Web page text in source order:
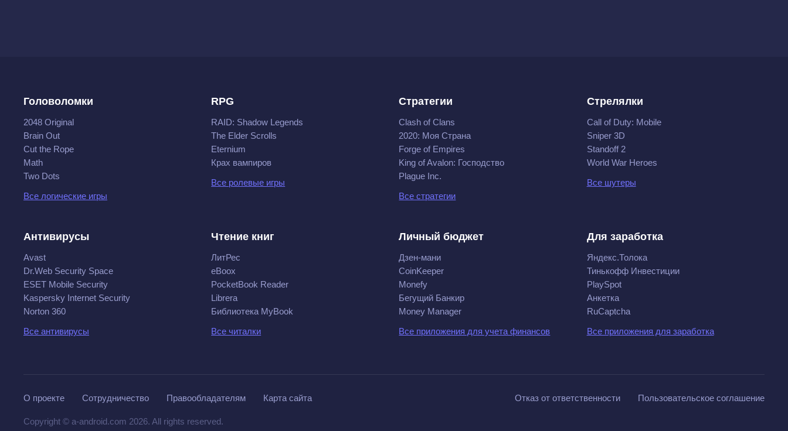
Головоломки
2048 Original
Brain Out
Cut the Rope
Math
Two Dots
Все логические игры
RPG
RAID: Shadow Legends
The Elder Scrolls
Eternium
Крах вампиров
Все ролевые игры
Стратегии
Clash of Clans
2020: Моя Cтрана
Forge of Empires
King of Avalon: Господство
Plague Inc.
Все стратегии
Стрелялки
Call of Duty: Mobile
Sniper 3D
Standoff 2
World War Heroes
Все шутеры
Антивирусы
Avast
Dr.Web Security Space
ESET Mobile Security
Kaspersky Internet Security
Norton 360
Все антивирусы
Чтение книг
ЛитРес
eBoox
PocketBook Reader
Librera
Библиотека MyBook
Все читалки
Личный бюджет
Дзен-мани
CoinKeeper
Monefy
Бегущий Банкир
Money Manager
Все приложения для учета финансов
Для заработка
Яндекс.Толока
Тинькофф Инвестиции
PlaySpot
Анкетка
RuCaptcha
Все приложения для заработка
О проекте Сотрудничество Правообладателям Карта сайта Отказ от ответственности Пользовательское соглашение
Copyright © a-android.com 2026. All rights reserved.